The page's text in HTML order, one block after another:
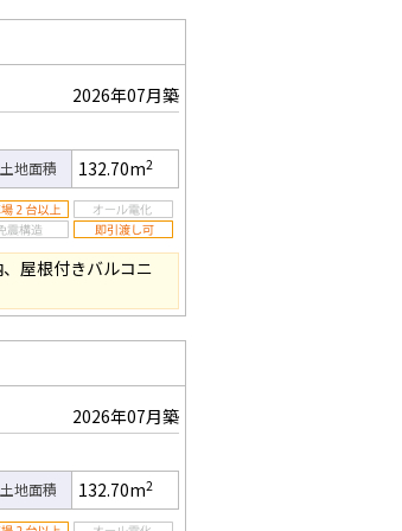
2026年07月築
土地面積 132.70m2
屋根付きバルコニ
2026年07月築
土地面積 132.70m2